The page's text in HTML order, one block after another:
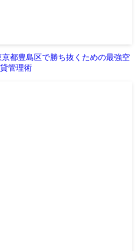
京都豊島区で勝ち抜くための最強空
管理術